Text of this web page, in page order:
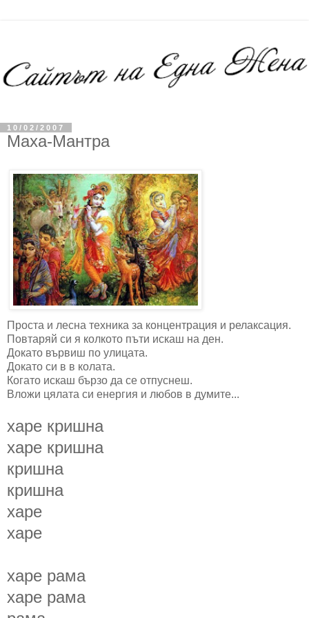
10/02/2007
Маха-Мантра
Проста и лесна техника за концентрация и релаксация.
Повтаряй си я колкото пъти искаш на ден.
Докато вървиш по улицата.
Докато си в в колата.
Когато искаш бързо да се отпуснеш.
Вложи цялата си енергия и любов в думите...
харе кришна
харе кришна
кришна
кришна
харе
харе
харе рама
харе рама